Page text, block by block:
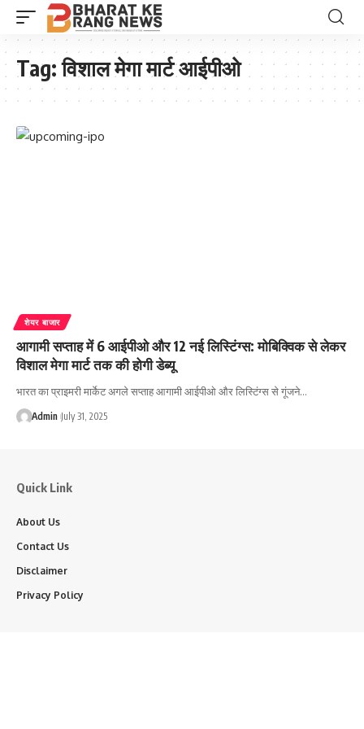
Tag:विशाल मेगा मार्ट आईपीओ
शेयर बाजार
आगामी सप्ताह में 6 आईपीओ और 12 नई लिस्टिंग्स: मोबिक्विक से लेकर
विशाल मेगा मार्ट तक की होगी डेब्यू
भारत का प्राइमरी मार्केट अगले सप्ताह आगामी आईपीओ और लिस्टिंग्स से गूंजने…
Admin July 31, 2025
Quick Link
About Us
Contact Us
Disclaimer
Privacy Policy